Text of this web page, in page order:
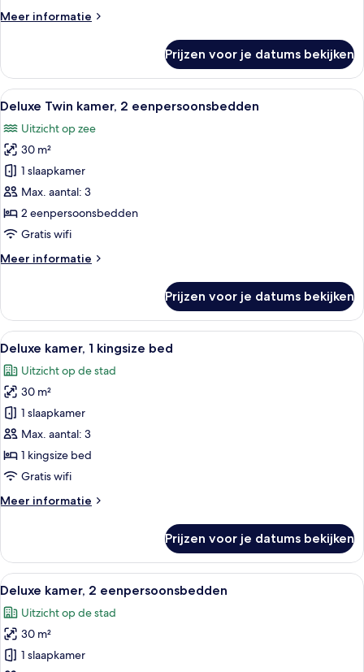
laden
Meer informatie
Meer
kamer,
eenpersoonsbedden
Bosphorus)
Prijzen voor je datums bekijken
Alle
foto's
voor
Deluxe
Twin
kamer,
2
eenpersoonsbedden
Luxe beddengoed, een minibar, een
7
Deluxe Twin kamer, 2 eenpersoonsbedden
Uitzicht op zee
30 m²
1 slaapkamer
Max. aantal: 3
2 eenpersoonsbedden
Gratis wifi
Meer informatie
Meer
Twin
kamer,
2
eenpersoonsbedden
Prijzen voor je datums bekijken
Alle
foto's
voor
Deluxe
kamer,
1
kingsize
bed
Een moderne hotelkamer met een
6
Deluxe kamer, 1 kingsize bed
Uitzicht op de stad
30 m²
1 slaapkamer
Max. aantal: 3
1 kingsize bed
Gratis wifi
Meer informatie
Meer
kamer,
kingsize
Prijzen voor je datums bekijken
Alle
foto's
voor
Deluxe
kamer,
Hotelkamer met twee bedden, een
11
Deluxe kamer, 2 eenpersoonsbedden
Uitzicht op de stad
30 m²
1 slaapkamer